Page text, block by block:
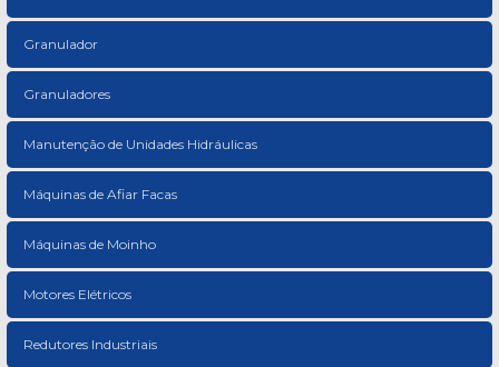
Granulador
Granuladores
Manutenção de Unidades Hidráulicas
Máquinas de Afiar Facas
Máquinas de Moinho
Motores Elétricos
Redutores Industriais